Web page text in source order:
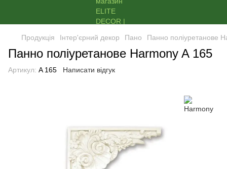
Продукція Інтер'єрний декор Пано Панно поліуретанове
Панно поліуретанове Harmony A 165
Артикул: A 165 Написати відгук